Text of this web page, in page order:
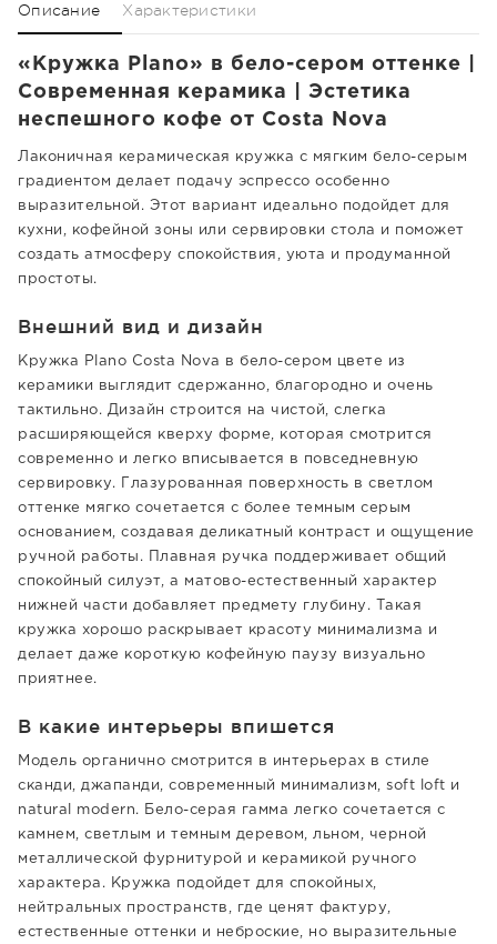
Описание Характеристики
«Кружка Plano» в бело-сером оттенке |
Современная керамика | Эстетика
неспешного кофе от Costa Nova
Лаконичная керамическая кружка с мягким бело-серым
градиентом делает подачу эспрессо особенно
выразительной. Этот вариант идеально подойдет для
кухни, кофейной зоны или сервировки стола и поможет
создать атмосферу спокойствия, уюта и продуманной
простоты.
Внешний вид и дизайн
Кружка Plano Costa Nova в бело-сером цвете из
керамики выглядит сдержанно, благородно и очень
тактильно. Дизайн строится на чистой, слегка
расширяющейся кверху форме, которая смотрится
современно и легко вписывается в повседневную
сервировку. Глазурованная поверхность в светлом
оттенке мягко сочетается с более темным серым
основанием, создавая деликатный контраст и ощущение
ручной работы. Плавная ручка поддерживает общий
спокойный силуэт, а матово-естественный характер
нижней части добавляет предмету глубину. Такая
кружка хорошо раскрывает красоту минимализма и
делает даже короткую кофейную паузу визуально
приятнее.
В какие интерьеры впишется
Модель органично смотрится в интерьерах в стиле
сканди, джапанди, современный минимализм, soft loft и
natural modern. Бело-серая гамма легко сочетается с
камнем, светлым и темным деревом, льном, черной
металлической фурнитурой и керамикой ручного
характера. Кружка подойдет для спокойных,
нейтральных пространств, где ценят фактуру,
естественные оттенки и неброские, но выразительные